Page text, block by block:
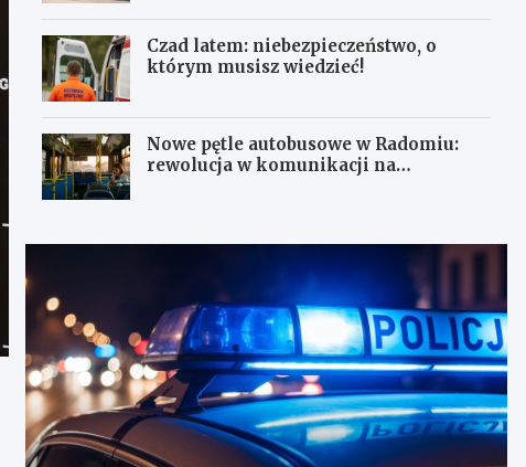
Czad latem: niebezpieczeństwo, o
którym musisz wiedzieć!
Nowe pętle autobusowe w Radomiu:
rewolucja w komunikacji na